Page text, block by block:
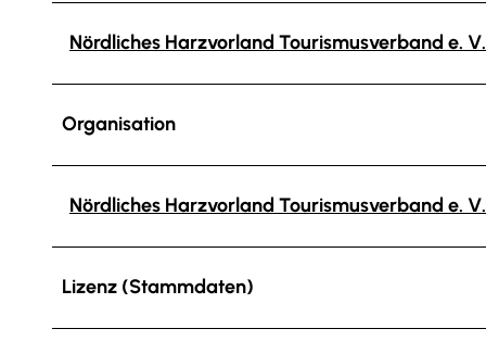
Nördliches Harzvorland Tourismusverband e. V.
Organisation
Nördliches Harzvorland Tourismusverband e. V.
Lizenz (Stammdaten)